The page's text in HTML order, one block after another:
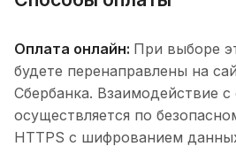
Оплата онлайн: При выборе
будете перенаправлены на
Сбербанка. Взаимодействие
осуществляется по
HTTPS с шифрованием